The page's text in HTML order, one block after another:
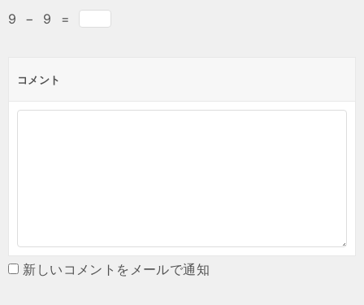
9 − 9 =
コメント
新しいコメントをメールで通知